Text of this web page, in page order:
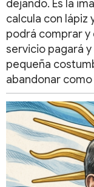
dejando. Es la
calcula con lápiz
podrá comprar y
servicio pagará
pequeña
abandonar